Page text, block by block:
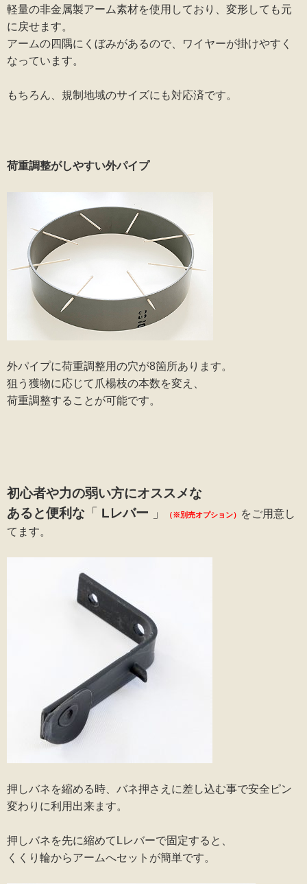
軽量の非金属製アーム素材を使用しており、変形しても元
に戻せます。
アームの四隅にくぼみがあるので、ワイヤーが掛けやすく
なっています。
もちろん、規制地域のサイズにも対応済です。
荷重調整がしやすい外パイプ
外パイプに荷重調整用の穴が8箇所あります。
狙う獲物に応じて爪楊枝の本数を変え、
荷重調整することが可能です。
初心者や力の弱い方にオススメな
あると便利な 「 Lレバー 」 （※別売オプション）
をご用意し
てます。
押しバネを縮める時、バネ押さえに差し込む事で安全ピン
変わりに利用出来ます。
押しバネを先に縮めてLレバーで固定すると、
くくり輪からアームへセットが簡単です。